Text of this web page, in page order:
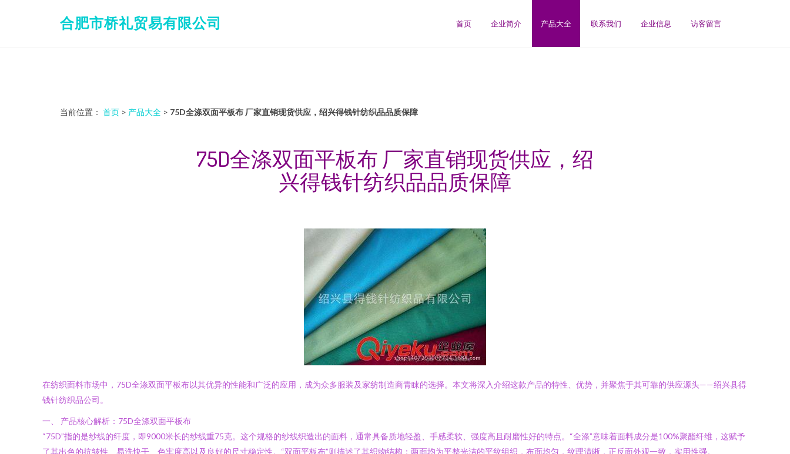
合肥市桥礼贸易有限公司 首页 企业简介 产品大全 联系我们 企业信息 访客留言
当前位置： 首页 > 产品大全 > 75D全涤双面平板布 厂家直销现货供应，绍兴得钱针纺织品品质保障
75D全涤双面平板布 厂家直销现货供应，绍
兴得钱针纺织品品质保障
在纺织面料市场中，75D全涤双面平板布以其优异的性能和广泛的应用，成为众多服装及家纺制造商青睐的选择。本文将深入介绍这款产品的特性、优势，并聚焦于其可靠的供应源头——绍兴县得
钱针纺织品公司。
一、 产品核心解析：75D全涤双面平板布
“75D”指的是纱线的纤度，即9000米长的纱线重75克。这个规格的纱线织造出的面料，通常具备质地轻盈、手感柔软、强度高且耐磨性好的特点。“全涤”意味着面料成分是100%聚酯纤维，这赋予
了其出色的抗皱性、易洗快干、色牢度高以及良好的尺寸稳定性。“双面平板布”则描述了其织物结构：两面均为平整光洁的平纹组织，布面均匀，纹理清晰，正反面外观一致，实用性强。